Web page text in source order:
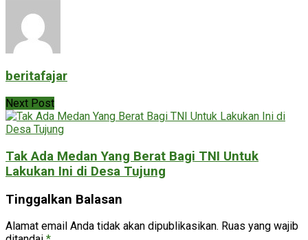
beritafajar
Next Post
Tak Ada Medan Yang Berat Bagi TNI Untuk
Lakukan Ini di Desa Tujung
Tinggalkan Balasan
Alamat email Anda tidak akan dipublikasikan. Ruas yang wajib